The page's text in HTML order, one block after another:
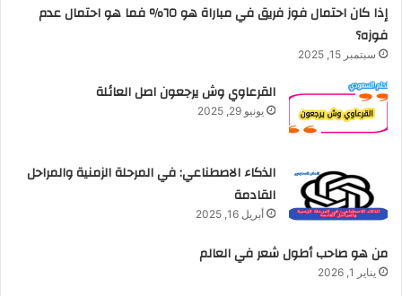
إذا كان احتمال فوز فريق في مباراة هو ٦٥٪ فما هو احتمال عدم
فوزه؟
سبتمبر 15, 2025
القرعاوي وش يرجعون اصل العائلة
يونيو 29, 2025
الذكاء الاصطناعي: في المرحلة الزمنية والمراحل
القادمة
أبريل 16, 2025
من هو صاحب أطول شعر في العالم
يناير 1, 2026